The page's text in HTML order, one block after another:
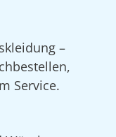
–
Service.